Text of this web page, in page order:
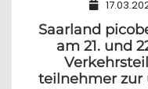
Saarland
am 21. und
teilnehmer zur